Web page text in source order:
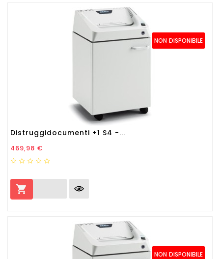
NON DISPONIBILE
Distruggidocumenti +1 S4 -...
Prezzo
469,98 €

NON DISPONIBILE